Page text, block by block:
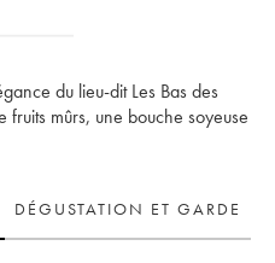
du lieu-dit Les Bas des
mûrs, une bouche soyeuse
DÉGUSTATION ET GARDE